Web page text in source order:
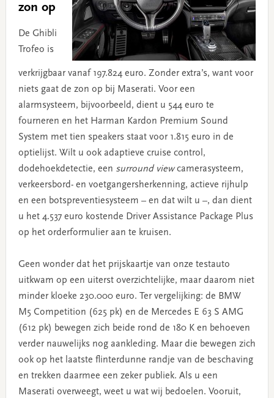
zon op
De Ghibli
Trofeo is
verkrijgbaar vanaf 197.824 euro. Zonder extra’s, want voor
niets gaat de zon op bij Maserati. Voor een
alarmsysteem, bijvoorbeeld, dient u 544 euro te
fourneren en het Harman Kardon Premium Sound
System met tien speakers staat voor 1.815 euro in de
optielijst. Wilt u ook adaptieve cruise control,
dodehoekdetectie, een surround viewcamerasysteem,
verkeersbord- en voetgangersherkenning, actieve rijhulp
en een botspreventiesysteem – en dat wilt u –, dan dient
u het 4.537 euro kostende Driver Assistance Package Plus
op het orderformulier aan te kruisen.
Geen wonder dat het prijskaartje van onze testauto
uitkwam op een uiterst overzichtelijke, maar daarom niet
minder kloeke 230.000 euro. Ter vergelijking: de BMW
M5 Competition (625 pk) en de Mercedes E 63 S AMG
(612 pk) bewegen zich beide rond de 180 K en behoeven
verder nauwelijks nog aankleding. Maar die bewegen zich
ook op het laatste flinterdunne randje van de beschaving
en trekken daarmee een zeker publiek. Als u een
Maserati overweegt, weet u wat wij bedoelen. Vooruit,